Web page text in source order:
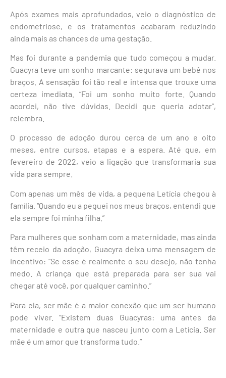
Após exames mais aprofundados, veio o diagnóstico de
endometriose, e os tratamentos acabaram reduzindo
ainda mais as chances de uma gestação.
Mas foi durante a pandemia que tudo começou a mudar.
Guacyra teve um sonho marcante: segurava um bebê nos
braços. A sensação foi tão real e intensa que trouxe uma
certeza imediata. “Foi um sonho muito forte. Quando
acordei, não tive dúvidas. Decidi que queria adotar”,
relembra.
O processo de adoção durou cerca de um ano e oito
meses, entre cursos, etapas e a espera. Até que, em
fevereiro de 2022, veio a ligação que transformaria sua
vida para sempre.
Com apenas um mês de vida, a pequena Letícia chegou à
família. “Quando eu a peguei nos meus braços, entendi que
ela sempre foi minha filha.”
Para mulheres que sonham com a maternidade, mas ainda
têm receio da adoção, Guacyra deixa uma mensagem de
incentivo: “Se esse é realmente o seu desejo, não tenha
medo. A criança que está preparada para ser sua vai
chegar até você, por qualquer caminho.”
Para ela, ser mãe é a maior conexão que um ser humano
pode viver. “Existem duas Guacyras: uma antes da
maternidade e outra que nasceu junto com a Letícia. Ser
mãe é um amor que transforma tudo.”